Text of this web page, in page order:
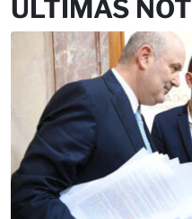
ÚLTIMAS